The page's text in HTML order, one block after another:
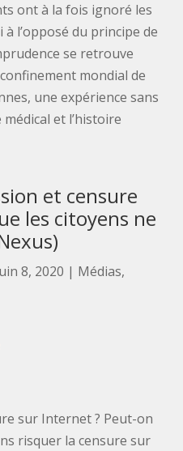
ont à la fois ignoré les
l’opposé du principe de
se retrouve
mondial de
une expérience sans
et l’histoire
et censure
les citoyens ne
8, 2020 | Médias,
sur Internet ? Peut-on
risquer la censure sur